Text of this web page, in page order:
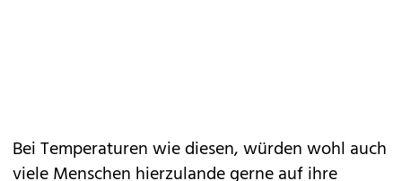
Bei Temperaturen wie diesen, würden wohl auch
viele Menschen hierzulande gerne auf ihre